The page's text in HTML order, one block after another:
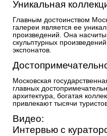
Уникальная
Главным достоинством
галереи является ее
произведений. Она
скульптурных
экспонатов.
Московская
главных
архитектура, богатая
привлекают тысячи
Видео:
Интервью с